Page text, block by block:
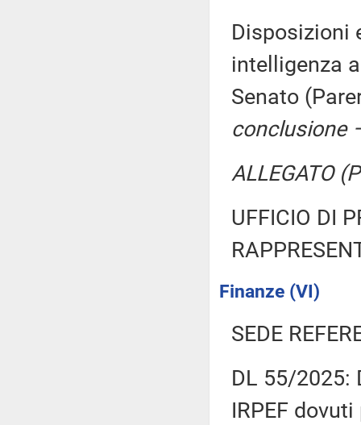
Disposizioni
intelligenza
Senato
conclusione
ALLEGATO
UFFICIO DI
Finanze (VI)
SEDE
DL 55/2025:
IRPEF